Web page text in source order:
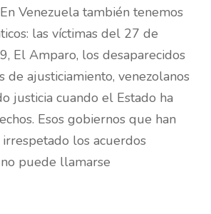
Venezuela también tenemos
las víctimas del 27 de
El Amparo, los desaparecidos
de ajusticiamiento, venezolanos
justicia cuando el Estado ha
Esos gobiernos que han
los acuerdos
puede llamarse